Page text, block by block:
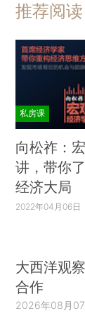
推荐阅读
私房课
向松祚：
讲，带你
经济大局
2022年04月06日
大西洋观
合作
2026年08月